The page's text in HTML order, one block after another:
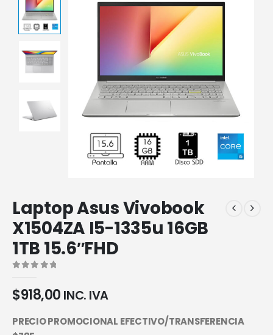
Laptop Asus Vivobook
X1504ZA I5-1335u 16GB
1TB 15.6″FHD
$918,00 INC. IVA
PRECIO PROMOCIONAL EFECTIVO/TRANSFERENCIA